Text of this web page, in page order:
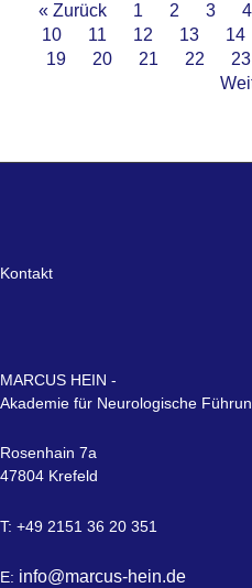
« Zurück 1 2 3 4
10
11 12 13 14
19
20 21 22 23
Kontakt
MARCUS HEIN -
Akademie für Neurologische
Rosenhain 7a
47804 Krefeld
T: +49 2151 36 20 351
E: info@marcus-hein.de